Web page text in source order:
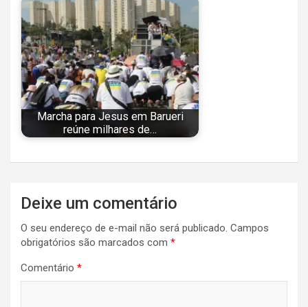
Marcha para Jesus em Barueri
reúne milhares de…
Navegação
de
Post
Deixe um comentário
O seu endereço de e-mail não será publicado. Campos
obrigatórios são marcados com *
Comentário *